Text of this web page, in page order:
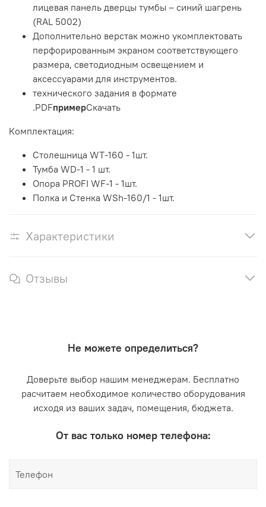
лицевая панель дверцы тумбы – синий шагрень
(RAL 5002)
Дополнительно верстак можно укомплектовать
перфорированным экраном соответствующего
размера, светодиодным освещением и
аксессуарами для инструментов.
технического задания в формате
.PDFпримерСкачать
Комплектация:
Столешница WT-160 - 1шт.
Тумба WD-1 - 1 шт.
Опора PROFI WF-1 - 1шт.
Полка и Стенка WSh-160/1 - 1шт.
Характеристики
Отзывы
Не можете определиться?
Доверьте выбор нашим менеджерам. Бесплатно
расчитаем необходимое количество оборудования
исходя из ваших задач, помещения, бюджета.
От вас только номер телефона: